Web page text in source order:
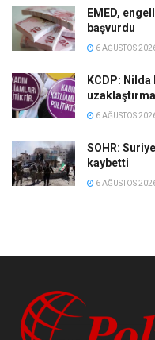
EMED,
başvurdu
6 AĞUSTOS
KCDP:
6 AĞUSTOS
SOHR:
kaybetti
6 AĞUSTOS